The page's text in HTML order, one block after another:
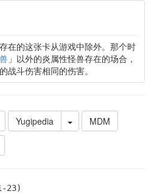
在的这张卡从游戏中除外。那个时
」以外的炎属性怪兽存在的场合，
战斗伤害相同的伤害。
Yugipedia
MDM
23)